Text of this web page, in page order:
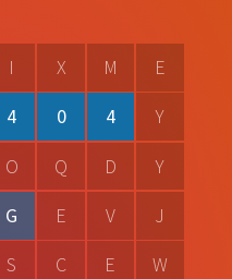
I X M
E
4 0 4
Y
O Q D
Y
G E V
J
S C E
W